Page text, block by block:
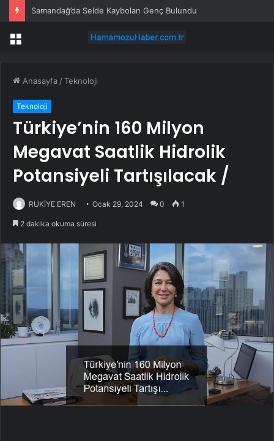
Samandağ’da Selde Kaybolan Genç Bulundu
Menü
Anasayfa /Teknoloji
Teknoloji
Türkiye’nin 160 Milyon
Megavat Saatlik Hidrolik
Potansiyeli Tartışılacak /
RUKİYE EREN Ocak 29, 2024 0 1
2 dakika okuma süresi